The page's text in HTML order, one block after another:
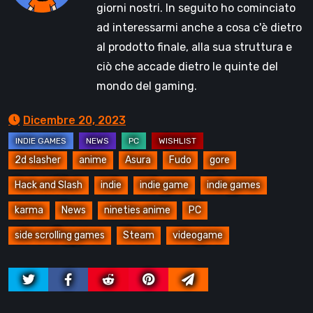
giorni nostri. In seguito ho cominciato
ad interessarmi anche a cosa c'è dietro
al prodotto finale, alla sua struttura e
ciò che accade dietro le quinte del
mondo del gaming.
Dicembre 20, 2023
2d slasher anime Asura Fudo gore
Hack and Slash indie indie game indie games
karma News nineties anime PC
side scrolling games Steam videogame